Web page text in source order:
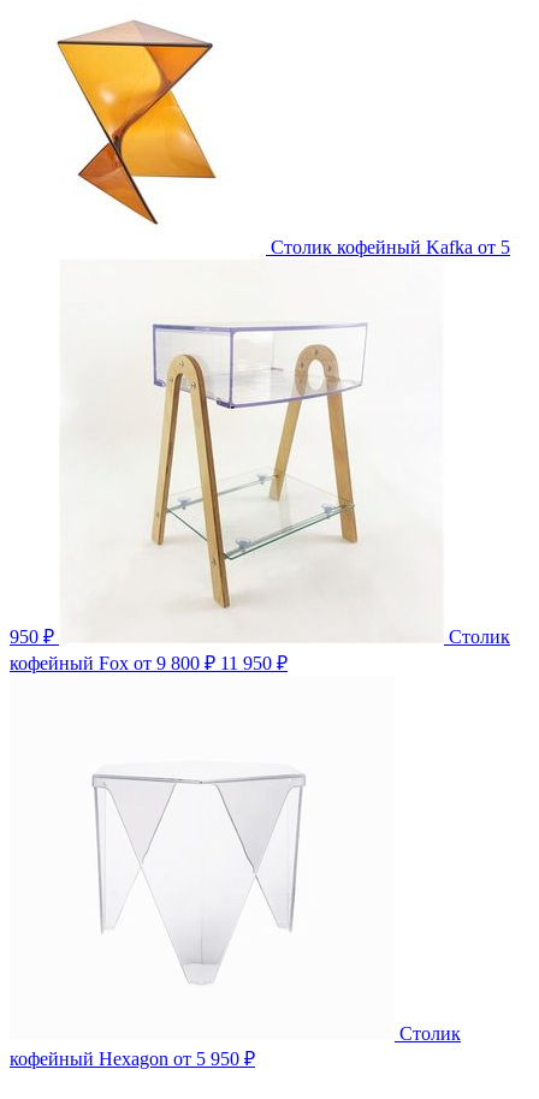
Столик кофейный Kafka от 5
950 ₽
Столик
кофейный Fox от 9 800 ₽ 11 950 ₽
Столик
кофейный Hexagon от 5 950 ₽